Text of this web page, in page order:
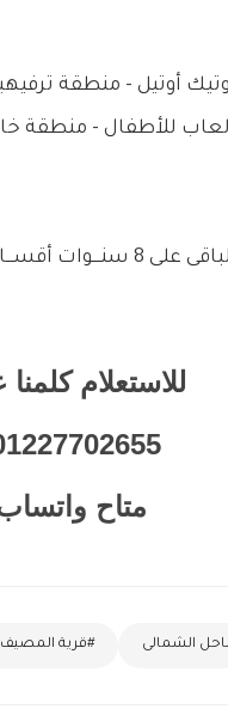
أوتيل - منطقة
للأطفال - منطقة
للاستعلام
متاح
الشمالى #قرية المصيف